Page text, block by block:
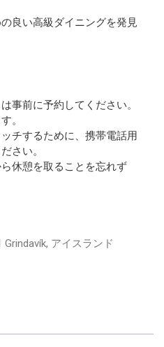
良い高級ダイニングを発見
事前に予約してください。
。
チするために、携帯電話用
さい。
休憩を取ることを忘れず
アイスランド